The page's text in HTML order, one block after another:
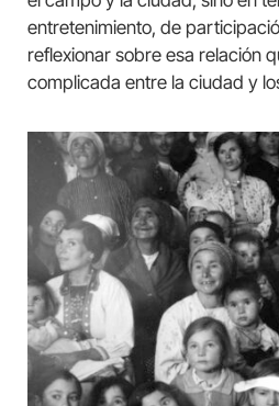
entretenimiento, de
reflexionar sobre esa relación
complicada entre la ciudad y